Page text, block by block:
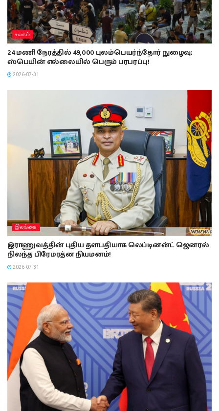
உலகம்
24 மணி நேரத்தில் 49,000 புலம்பெயர்ந்தோர் நுழைவு;
ஸ்பெயின் எல்லையில் பெரும் பரபரப்பு!
2026-07-31
இலங்கை
இராணுவத்தின் புதிய தளபதியாக லெப்டினன்ட் ஜெனரல்
நிலந்த பிரேமரத்ன நியமனம்!
2026-07-31